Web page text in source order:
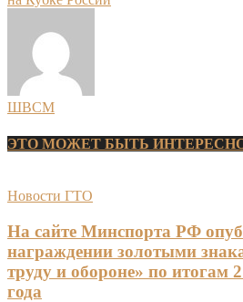
ШВСМ
ЭТО МОЖЕТ БЫТЬ
Новости ГТО
На сайте Минспорта РФ
награждении золотыми
труду и обороне» по итогам
года